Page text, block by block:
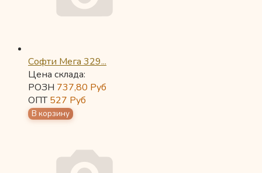
Софти Мега 329...
Цена склада:
РОЗН 737,80 Руб
ОПТ527 Руб